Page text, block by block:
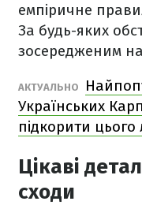
емпіричне
За будь-яких
зосередженим
АКТУАЛЬНО
Українських
підкорити цього
Цікаві
сходи